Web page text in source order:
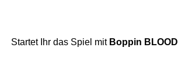
Startet Ihr das Spiel mit Boppin BLOOD